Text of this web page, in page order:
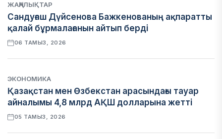
ЖАҢАЛЫҚТАР
Сандуғаш Дүйсенова Бажкенованың ақпаратты
қалай бұрмалағанын айтып берді
06 ТАМЫЗ, 2026
ЭКОНОМИКА
Қазақстан мен Өзбекстан арасындағы тауар
айналымы 4,8 млрд АҚШ долларына жетті
05 ТАМЫЗ, 2026